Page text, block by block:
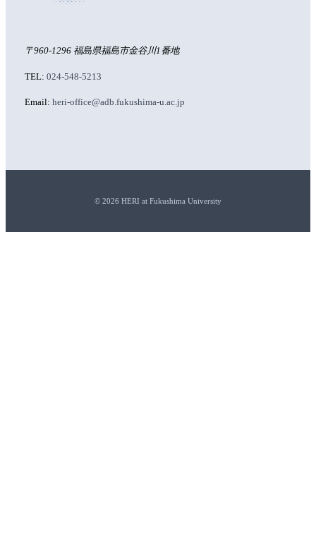
〒960-1296 福島県福島市金谷川1番地
TEL: 024-548-5213
Email: heri-office@adb.fukushima-u.ac.jp
©︎ 2026 HERI at Fukushima University